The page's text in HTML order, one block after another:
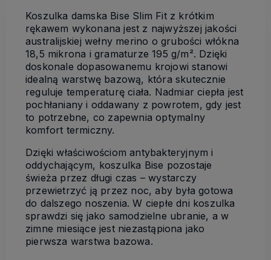
Koszulka damska Bise Slim Fit z krótkim
rękawem wykonana jest z najwyższej jakości
australijskiej wełny merino o grubości włókna
18,5 mikrona i gramaturze 195 g/m². Dzięki
doskonale dopasowanemu krojowi stanowi
idealną warstwę bazową, która skutecznie
reguluje temperaturę ciała. Nadmiar ciepła jest
pochłaniany i oddawany z powrotem, gdy jest
to potrzebne, co zapewnia optymalny
komfort termiczny.
Dzięki właściwościom antybakteryjnym i
oddychającym, koszulka Bise pozostaje
świeża przez długi czas – wystarczy
przewietrzyć ją przez noc, aby była gotowa
do dalszego noszenia. W ciepłe dni koszulka
sprawdzi się jako samodzielne ubranie, a w
zimne miesiące jest niezastąpiona jako
pierwsza warstwa bazowa.